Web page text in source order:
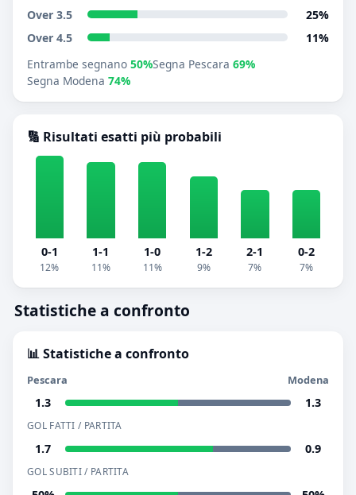
Over 3.5
25%
Over 4.5
11%
Entrambe segnano 50%Segna Pescara 69%
Segna Modena 74%
🔢 Risultati esatti più probabili
0-1
12%
1-1
11%
1-0
11%
1-2
9%
2-1
7%
0-2
7%
Statistiche a confronto
📊 Statistiche a confronto
Pescara Modena
1.3 1.3
GOL FATTI / PARTITA
1.7 0.9
GOL SUBITI / PARTITA